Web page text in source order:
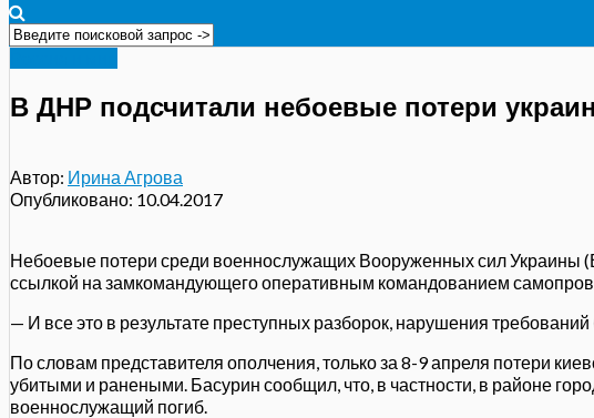
В ДНР подсчитали небоевые потери
Автор: Ирина Агрова
Опубликовано: 10.04.2017
Небоевые потери среди военнослужащих Вооруженных сил Украины
ссылкой на замкомандующего оперативным командованием
— И все это в результате преступных разборок, нарушения
По словам представителя ополчения, только за 8-9 апреля потери
убитыми и ранеными. Басурин сообщил, что, в частности, в районе
военнослужащий погиб.